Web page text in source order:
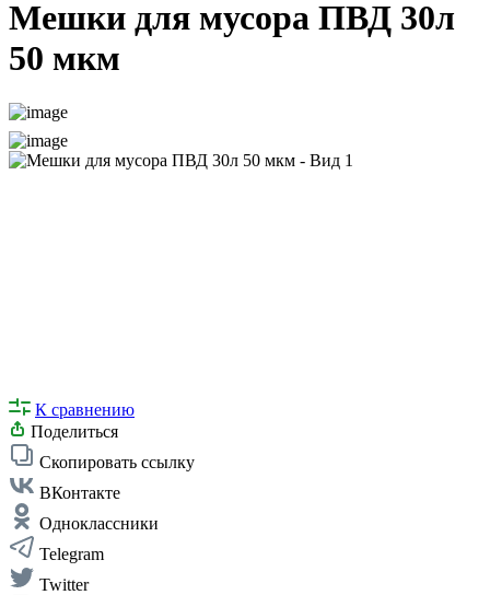
Мешки для мусора ПВД 30л
50 мкм
К сравнению
Поделиться
Скопировать ссылку
ВКонтакте
Одноклассники
Telegram
Twitter